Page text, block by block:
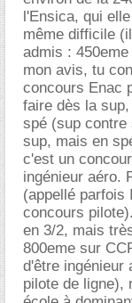
l'Ensica, qui
même difficile
admis :
mon avis, tu
concours Enac
faire dès la
spé (sup contre
sup, mais en
c'est un
ingénieur aéro.
(appellé parfois
concours
en 3/2, mais
800eme sur
d'être ingénieur
pilote de ligne),